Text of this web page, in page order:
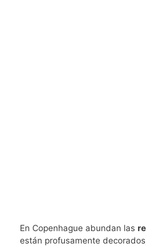
En Copenhague abundan las
están profusamente